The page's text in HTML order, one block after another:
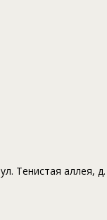
Тенистая аллея, д.